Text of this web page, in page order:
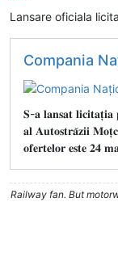
Lansare oficiala
Compania
𝐒-𝐚 𝐥𝐚𝐧𝐬𝐚𝐭
𝐚𝐥 𝐀𝐮𝐭𝐨𝐬𝐭𝐫𝐚̆𝐳𝐢𝐢
𝐨𝐟𝐞𝐫𝐭𝐞𝐥𝐨𝐫 𝐞𝐬𝐭𝐞 𝟐𝟒
Railway fan. But